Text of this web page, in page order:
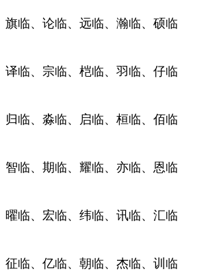
旗临、论临、远临、瀚临、硕临
译临、宗临、桤临、羽临、仔临
归临、淼临、启临、桓临、佰临
智临、期临、耀临、亦临、恩临
曜临、宏临、纬临、讯临、汇临
征临、亿临、朝临、杰临、训临